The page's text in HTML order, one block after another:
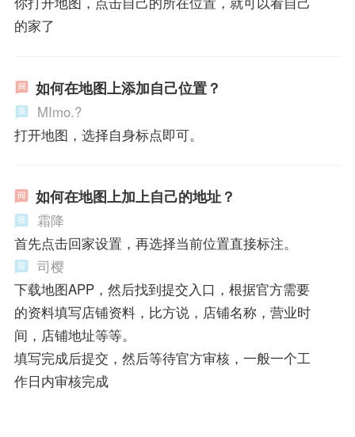
的家了
如何在地图上添加自己位置？
MImo.?
打开地图，选择自身标点即可。
如何在地图上加上自己的地址？
霜降
首先点击回家设置，再选择当前位置直接标注。
司樱
下载地图APP，然后找到提交入口，根据官方需要
的资料填写店铺资料，比方说，店铺名称，营业时
间，店铺地址等等。
填写完成后提交，然后等待官方审核，一般一个工
作日内审核完成